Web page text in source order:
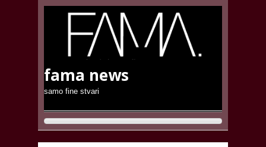
fama news
samo fine stvari